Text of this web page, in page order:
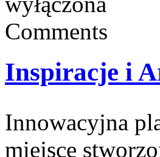
Comments
Inspiracje i
Innowacyjna
miejsce